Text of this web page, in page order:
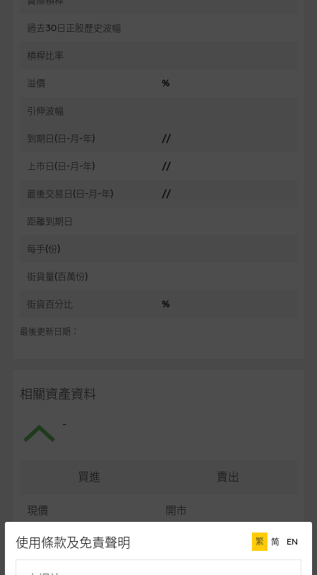
過去30日正股歷史波幅
槓桿比率
溢價 %
引伸波幅
到期日(日-月-年) //
上市日(日-月-年) //
最後交易日(日-月-年) //
距離到期日
每手(份)
街貨量(百萬份)
街貨百分比 %
最後更新日期：
相關資產資料
-
買進 賣出
現價 開市
最高
使用條款及免責聲明 繁 简 EN